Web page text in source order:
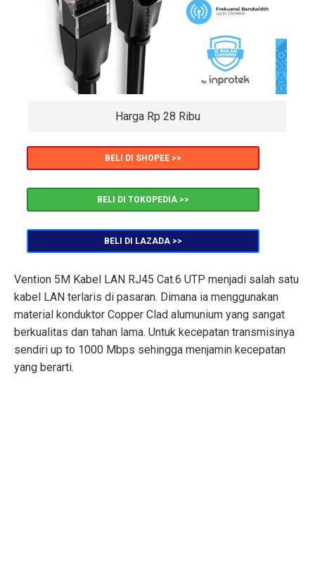
Harga Rp 28 Ribu
BELI DI SHOPEE >>
BELI DI TOKOPEDIA >>
BELI DI LAZADA >>
Vention 5M Kabel LAN RJ45 Cat.6 UTP menjadi salah satu
kabel LAN terlaris di pasaran. Dimana ia menggunakan
material konduktor Copper Clad alumunium yang sangat
berkualitas dan tahan lama. Untuk kecepatan transmisinya
sendiri up to 1000 Mbps sehingga menjamin kecepatan
yang berarti.